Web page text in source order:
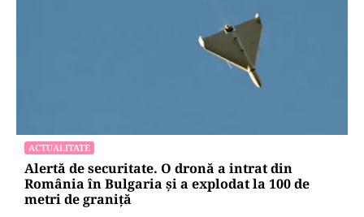
ACTUALITATE
Alertă de securitate. O dronă a intrat din
România în Bulgaria şi a explodat la 100 de
metri de graniţă